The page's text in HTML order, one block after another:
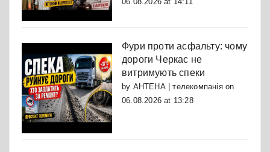
Фури проти асфальту: чому
дороги Черкас не
витримують спеки
by АНТЕНА | телекомпаніяon
06.08.2026 at 13:28